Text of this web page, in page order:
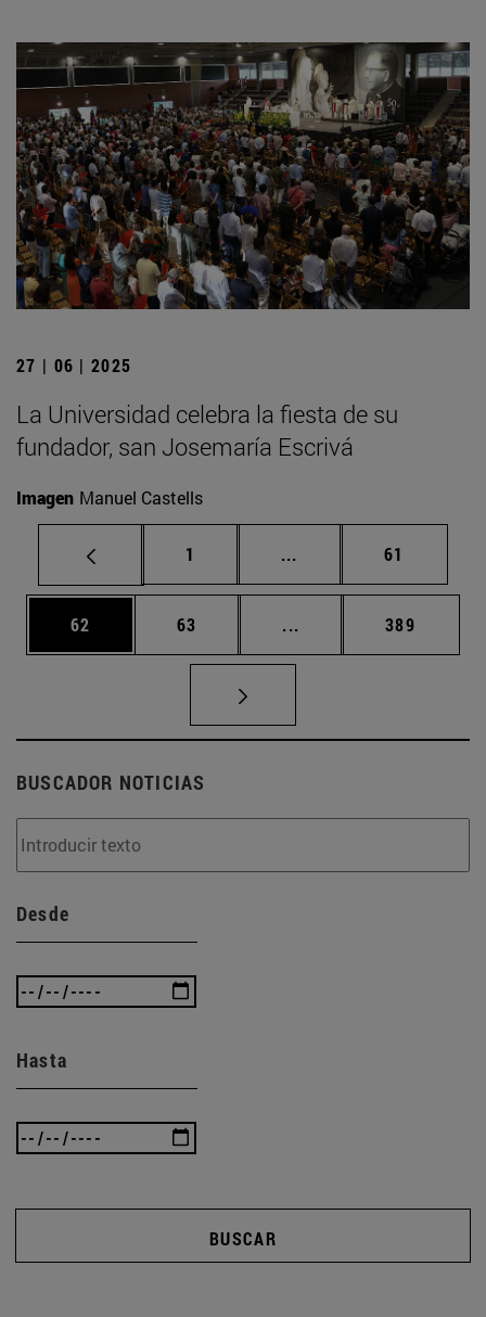
27 | 06 | 2025
La Universidad celebra la fiesta de su
fundador, san Josemaría Escrivá
Imagen Manuel Castells
Página
1 ... Páginas intermedias
Página
61
Página
62 Página
63 ... Páginas intermedias
Página
389
BUSCADOR NOTICIAS
Desde
Hasta
BUSCAR